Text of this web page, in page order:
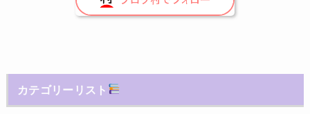
カテゴリーリスト